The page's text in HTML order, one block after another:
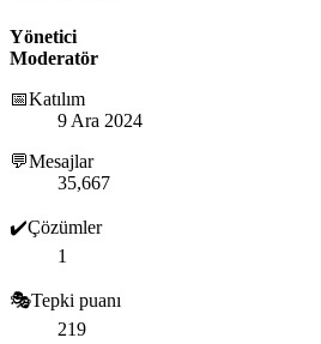
Yönetici
Moderatör
📅Katılım
9 Ara 2024
💬Mesajlar
35,667
✔️Çözümler
1
🎭Tepki puanı
219